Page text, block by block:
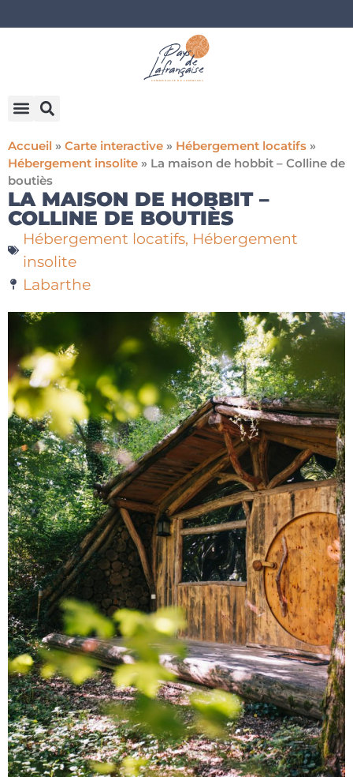
Accueil » Carte interactive » Hébergement locatifs »
Hébergement insolite » La maison de hobbit – Colline de
boutiès
LA MAISON DE HOBBIT –
COLLINE DE BOUTIÈS
Hébergement locatifs, Hébergement
insolite
Labarthe